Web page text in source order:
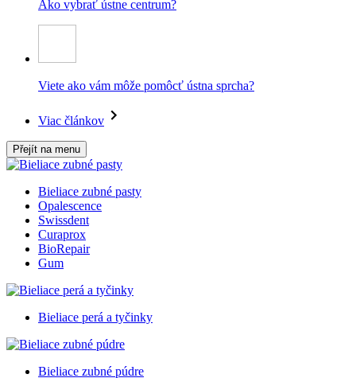
Ako vybrať ústne centrum?
Viete ako vám môže pomôcť ústna sprcha?
Viac článkov
Přejít na menu
Bieliace zubné pasty
Opalescence
Swissdent
Curaprox
BioRepair
Gum
Bieliace perá a tyčinky
Bieliace zubné púdre